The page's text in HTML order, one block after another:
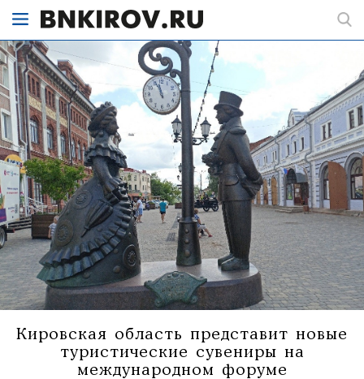
Кировская область представит новые
туристические сувениры на
международном форуме